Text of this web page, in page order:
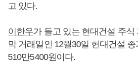
고 있다.
이한우가 들고 있는 현대건설 주식
막 거래일인 12월30일 현대건설
510만5400원이다.